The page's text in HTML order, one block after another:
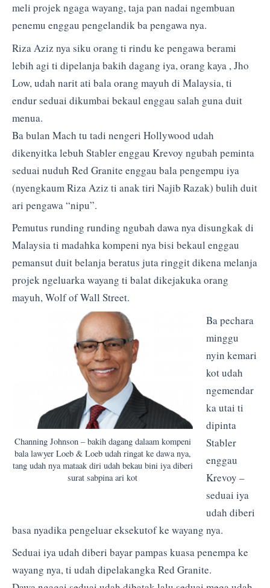
meli projek ngaga wayang, taja pan nadai ngembuan
penemu enggau pengelandik ba pengawa nya.
Riza Aziz nya siku orang ti rindu ke pengawa berami
lebih agi ti dipelanja bakih dagang iya, orang kaya , Jho
Low, udah narit ati bala orang mayuh di Malaysia, ti
endur seduai dikumbai bekaul enggau salah guna duit
menua.
Ba bulan Mach tu tadi nengeri Hollywood udah
dikenyitka lebuh Stabler enggau Krevoy ngubah peminta
seduai nuduh Red Granite enggau bala pengempu iya
(nyengkaum Riza Aziz ti anak tiri Najib Razak) bulih duit
ari pengawa “nipu”.
Pemutus runding runding ngubah dawa nya disungkak di
Malaysia ti madahka kompeni nya bisi bekaul enggau
pemansut duit belanja beratus juta ringgit dikena melanja
projek ngeluarka wayang ti balat dikejakuka orang
mayuh, Wolf of Wall Street.
Channing Johnson – bakih dagang dalaam kompeni
bala lawyer Loeb & Loeb udah ringat ke dawa nya,
tang udah nya mataak diri udah bekau bini iya diberi
surat sabpina ari kot
Ba pechara
minggu
nyin kemari
kot udah
ngemendar
ka utai ti
dipinta
Stabler
enggau
Krevoy –
seduai iya
udah diberi
basa nyadika pengeluar eksekutof ke wayang nya.
Seduai iya udah diberi bayar pampas kuasa penempa ke
wayang nya, ti udah dipelakangka Red Granite.